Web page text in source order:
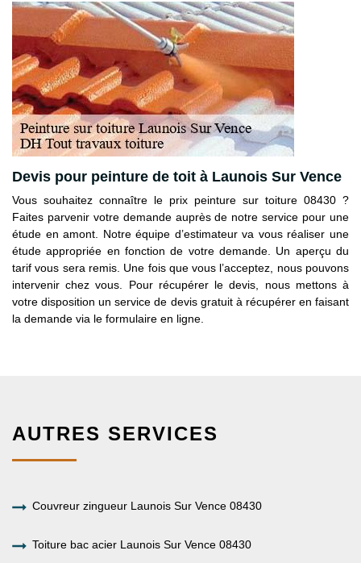
Devis pour peinture de toit à Launois Sur Vence
Vous souhaitez connaître le prix peinture sur toiture 08430 ?
Faites parvenir votre demande auprès de notre service pour une
étude en amont. Notre équipe d’estimateur va vous réaliser une
étude appropriée en fonction de votre demande. Un aperçu du
tarif vous sera remis. Une fois que vous l’acceptez, nous pouvons
intervenir chez vous. Pour récupérer le devis, nous mettons à
votre disposition un service de devis gratuit à récupérer en faisant
la demande via le formulaire en ligne.
AUTRES SERVICES
Couvreur zingueur Launois Sur Vence 08430
Toiture bac acier Launois Sur Vence 08430